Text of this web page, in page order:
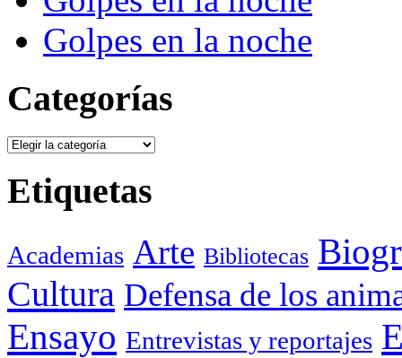
Golpes en la noche
Categorías
Categorías
Etiquetas
Academias Arte Bibliotecas
Cultura Defensa de los
Ensayo Entrevistas y reportajes